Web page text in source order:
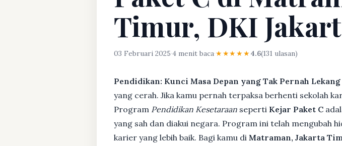
Timur, DKI
03 Februari 2025·4 menit baca·★★★★★4.6(131 ulasan)
Pendidikan: Kunci Masa Depan yang Tak Pernah
yang cerah. Jika kamu pernah terpaksa berhenti sekolah
Program Pendidikan Kesetaraan seperti Kejar Paket C
yang sah dan diakui negara. Program ini telah mengubah
karier yang lebih baik. Bagi kamu di Matraman, Jakarta